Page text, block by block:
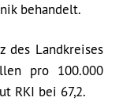
behandelt.
des Landkreises
pro 100.000
RKI bei 67,2.